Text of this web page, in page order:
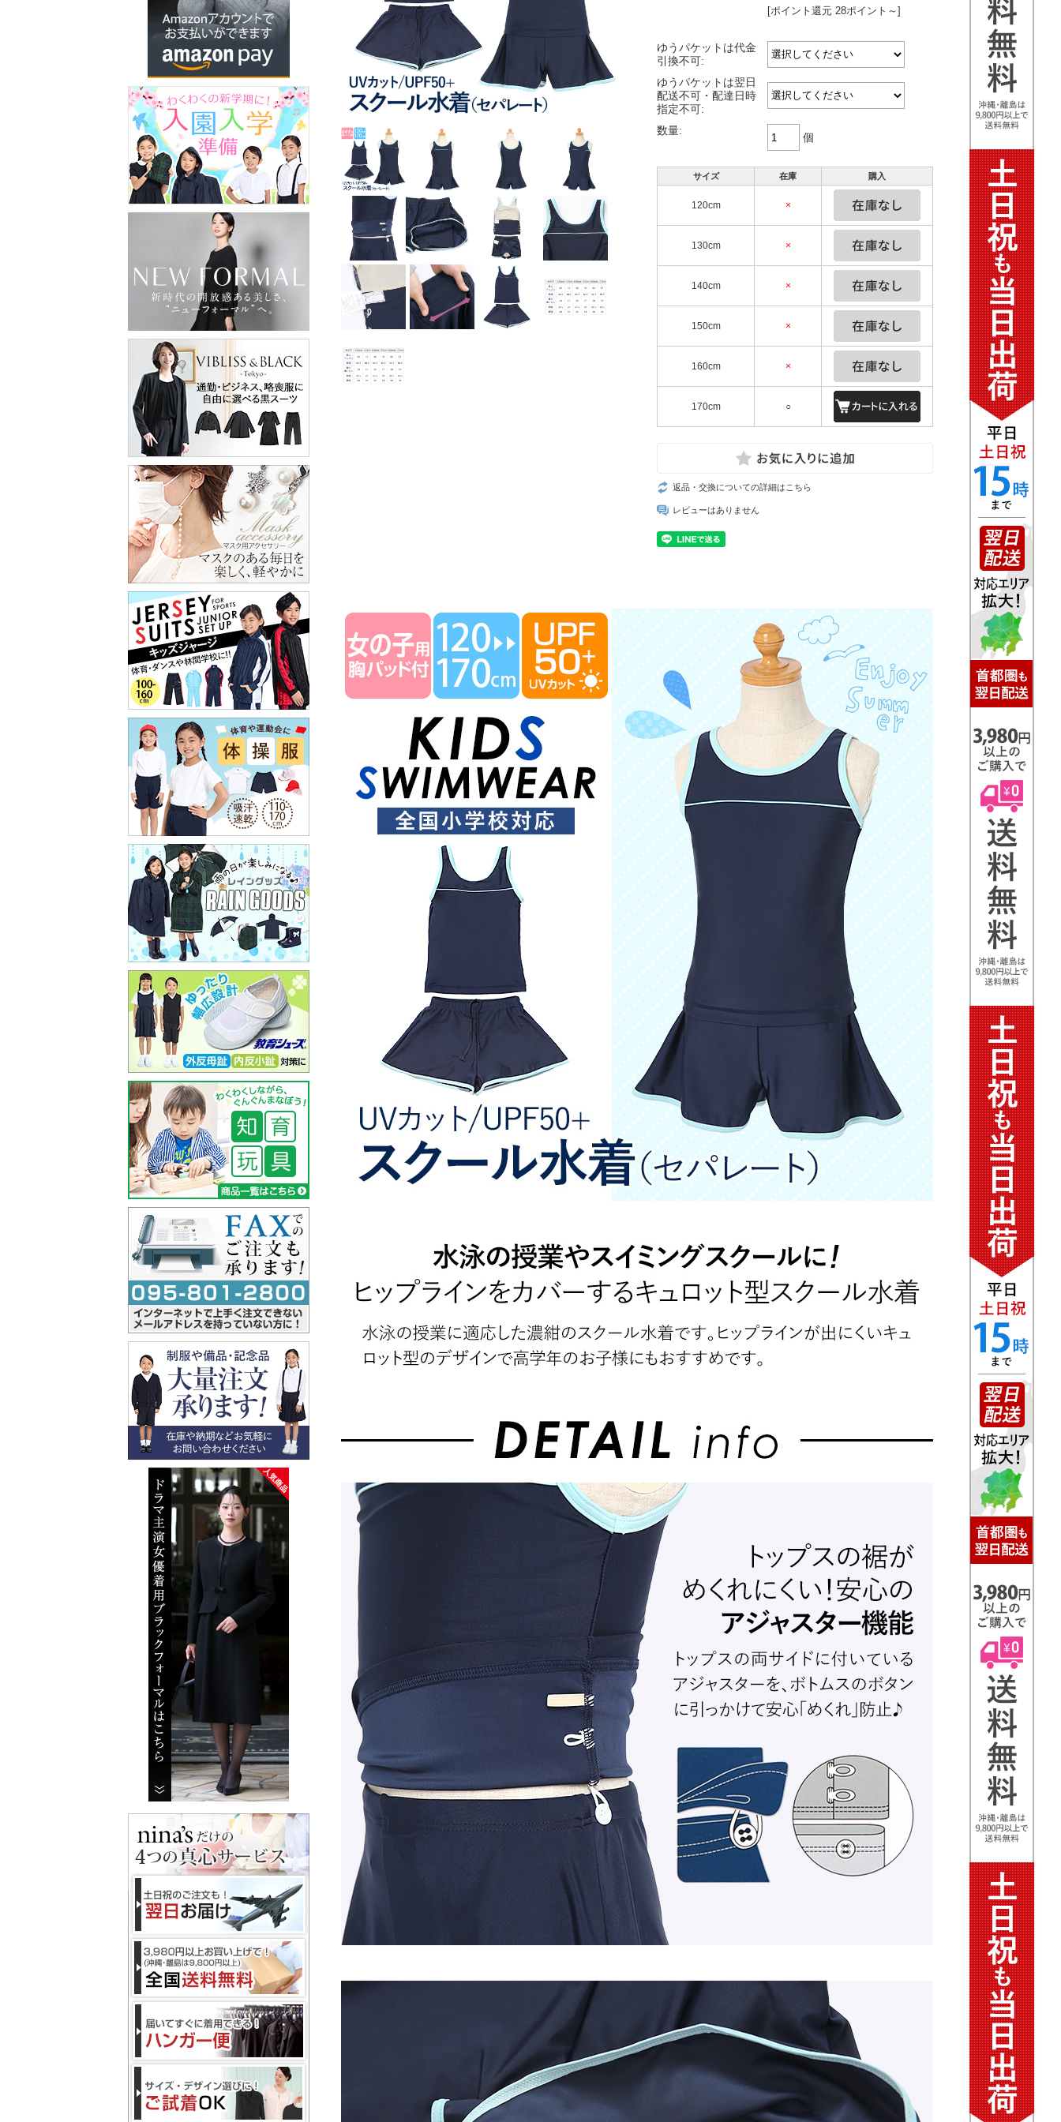
[ポイント還元 28ポイント～]
ゆうパケットは代金
引換不可:
ゆうパケットは翌日
配送不可・配達日時
指定不可:
数量:
個
サイズ 在庫 購入
120cm ×
130cm ×
140cm ×
150cm ×
160cm ×
170cm ○
返品・交換についての詳細はこちら
レビューはありません